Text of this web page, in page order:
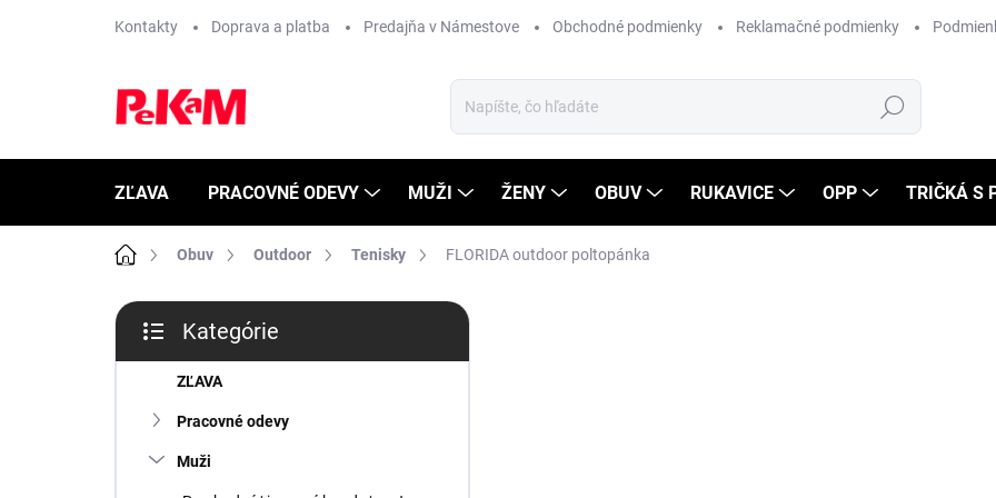
Kontakty Doprava a platba Predajňa v Námestove Obchodné podmienky Reklamačné podmienky
Hľadať
ZĽAVA PRACOVNÉ ODEVY MUŽI ŽENY OBUV RUKAVICE OPP TRIČKÁ S
DomovObuv Outdoor Tenisky FLORIDA outdoor poltopánka
B
č
kategórie
Kategórie
ZĽAVA
Pracovné odevy
Muži